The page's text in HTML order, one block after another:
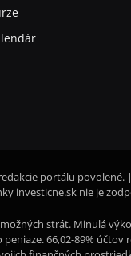
portálu
investicne.sk nie je
strát. Minulá
66,02-89%